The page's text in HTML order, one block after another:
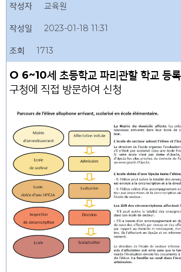
작성자 교육원
작성일 2023-01-18 11:31
조회 1713
O 6~10세 초등학교 파리관할 학교 등
구청에 직접 방문하여 신청